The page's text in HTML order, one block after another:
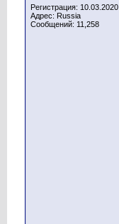
Регистрация: 10.03.2020
Адрес: Russia
Сообщений: 11,258